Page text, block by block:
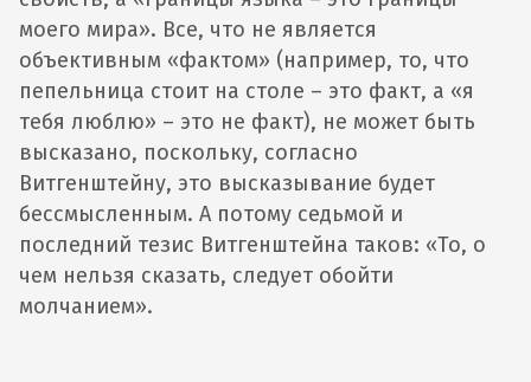
моего мира». Все, что не является
объективным «фактом» (например, то, что
пепельница стоит на столе – это факт, а «я
тебя люблю» – это не факт), не может быть
высказано, поскольку, согласно
Витгенштейну, это высказывание будет
бессмысленным. А потому седьмой и
последний тезис Витгенштейна таков: «То, о
чем нельзя сказать, следует обойти
молчанием».